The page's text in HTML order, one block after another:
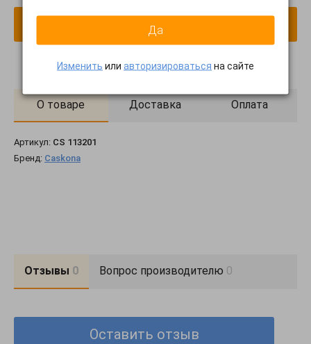
В корзину
О товаре Доставка Оплата
Артикул: CS 113201
Бренд: Caskona
Отзывы 0 Вопрос производителю 0
Оставить отзыв
Да
Изменить или авторизироваться на сайте